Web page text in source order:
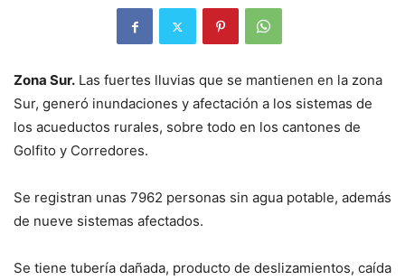
Zona Sur. Las fuertes lluvias que se mantienen en la zona
Sur, generó inundaciones y afectación a los sistemas de
los acueductos rurales, sobre todo en los cantones de
Golfito y Corredores.
Se registran unas 7962 personas sin agua potable, además
de nueve sistemas afectados.
Se tiene tubería dañada, producto de deslizamientos, caída